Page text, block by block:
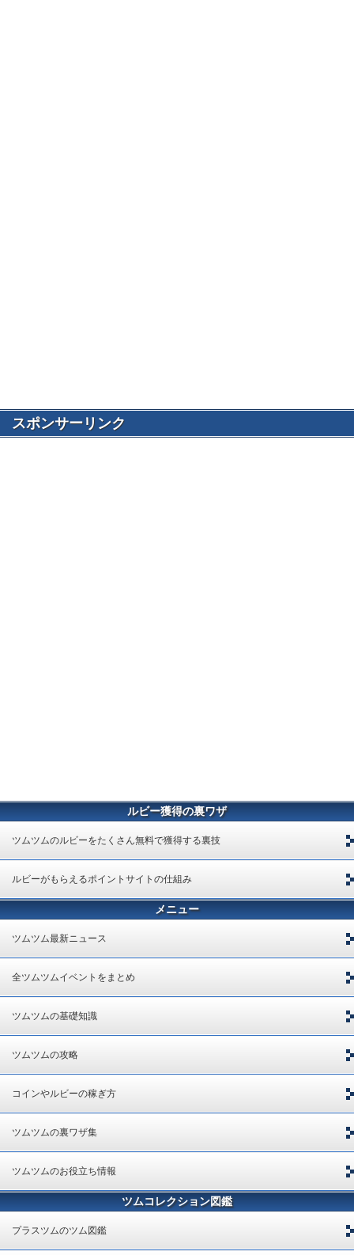
スポンサーリンク
ルビー獲得の裏ワザ
ツムツムのルビーをたくさん無料で獲得する裏技
ルビーがもらえるポイントサイトの仕組み
メニュー
ツムツム最新ニュース
全ツムツムイベントをまとめ
ツムツムの基礎知識
ツムツムの攻略
コインやルビーの稼ぎ方
ツムツムの裏ワザ集
ツムツムのお役立ち情報
ツムコレクション図鑑
プラスツムのツム図鑑